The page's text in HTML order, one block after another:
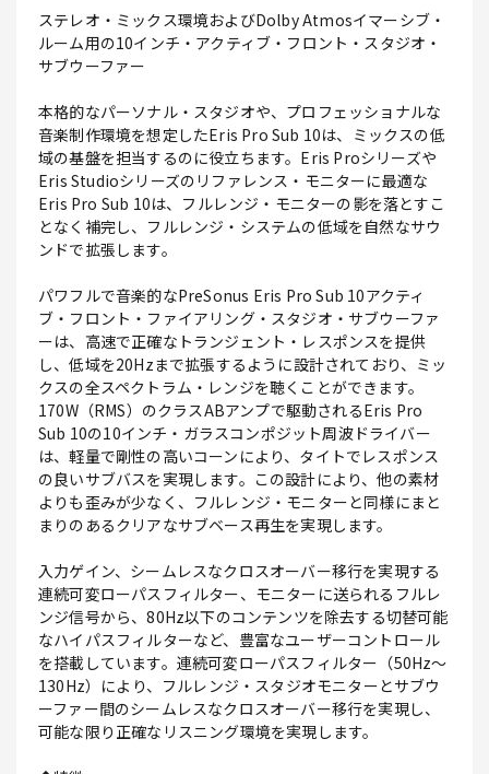
ステレオ・ミックス環境およびDolby Atmosイマーシブ・
ルーム用の10インチ・アクティブ・フロント・スタジオ・
サブウーファー
本格的なパーソナル・スタジオや、プロフェッショナルな
音楽制作環境を想定したEris Pro Sub 10は、ミックスの低
域の基盤を担当するのに役立ちます。Eris Proシリーズや
Eris Studioシリーズのリファレンス・モニターに最適な
Eris Pro Sub 10は、フルレンジ・モニターの影を落とすこ
となく補完し、フルレンジ・システムの低域を自然なサウ
ンドで拡張します。
パワフルで音楽的なPreSonus Eris Pro Sub 10アクティ
ブ・フロント・ファイアリング・スタジオ・サブウーファ
ーは、高速で正確なトランジェント・レスポンスを提供
し、低域を20Hzまで拡張するように設計されており、ミッ
クスの全スペクトラム・レンジを聴くことができます。
170W（RMS）のクラスABアンプで駆動されるEris Pro
Sub 10の10インチ・ガラスコンポジット周波ドライバー
は、軽量で剛性の高いコーンにより、タイトでレスポンス
の良いサブバスを実現します。この設計により、他の素材
よりも歪みが少なく、フルレンジ・モニターと同様にまと
まりのあるクリアなサブベース再生を実現します。
入力ゲイン、シームレスなクロスオーバー移行を実現する
連続可変ローパスフィルター、モニターに送られるフルレ
ンジ信号から、80Hz以下のコンテンツを除去する切替可能
なハイパスフィルターなど、豊富なユーザーコントロール
を搭載しています。連続可変ローパスフィルター（50Hz～
130Hz）により、フルレンジ・スタジオモニターとサブウ
ーファー間のシームレスなクロスオーバー移行を実現し、
可能な限り正確なリスニング環境を実現します。